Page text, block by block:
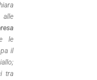
alle
le
il
tra